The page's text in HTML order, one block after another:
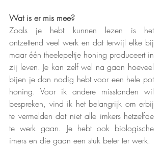
Wat is er mis mee?
Zoals je hebt kunnen lezen is het
ontzettend veel werk en dat terwijl elke bij
maar één theelepeltje honing produceert in
zij leven. Je kan zelf wel na gaan hoeveel
bijen je dan nodig hebt voor een hele pot
honing. Voor ik andere misstanden wil
bespreken, vind ik het belangrijk om erbij
te vermelden dat niet alle imkers hetzelfde
te werk gaan. Je hebt ook biologische
imers en die gaan een stuk beter ter werk.